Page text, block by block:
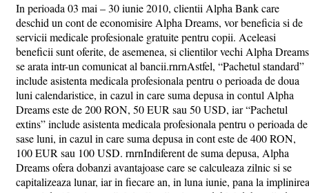
In perioada 03 mai – 30 iunie 2010, clientii Alpha Bank care
deschid un cont de economisire Alpha Dreams, vor beneficia si de
servicii medicale profesionale gratuite pentru copii. Aceleasi
beneficii sunt oferite, de asemenea, si clientilor vechi Alpha
se arata intr-un comunicat al bancii.rnrnAstfel, “Pachetul standard”
include asistenta medicala profesionala pentru o perioada de doua
luni calendaristice, in cazul in care suma depusa in contul Alpha
Dreams este de 200 RON, 50 EUR sau 50 USD, iar “Pachetul
extins” include asistenta medicala profesionala pentru o perioada de
sase luni, in cazul in care suma depusa in cont este de 400 RON,
100 EUR sau 100 USD. rnrnIndiferent de suma depusa, Alpha
Dreams ofera dobanzi avantajoase care se calculeaza zilnic si se
capitalizeaza lunar, iar in fiecare an, in luna iunie, pana la implinirea